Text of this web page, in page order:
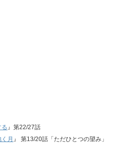
る』第22/27話
月 』 第13/20話「ただひとつの望み」